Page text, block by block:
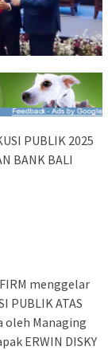
PUBLIK 2025
BANK BALI
menggelar
PUBLIK ATAS
oleh Managing
ERWIN DISKY